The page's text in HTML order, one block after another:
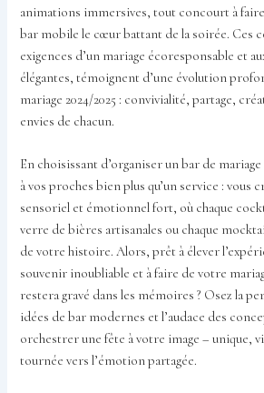
animations immersives, tout concourt à
bar mobile le cœur battant de la soirée. Ces
exigences d’un mariage écoresponsable et
élégantes, témoignent d’une évolution
mariage 2024/2025 : convivialité, partage,
envies de chacun.
En choisissant d’organiser un bar de
à vos proches bien plus qu’un service : vous
sensoriel et émotionnel fort, où chaque
verre de bières artisanales ou chaque
de votre histoire. Alors, prêt à élever
souvenir inoubliable et à faire de votre
restera gravé dans les mémoires ? Osez la
idées de bar modernes et l’audace des
orchestrer une fête à votre image – unique,
tournée vers l’émotion partagée.